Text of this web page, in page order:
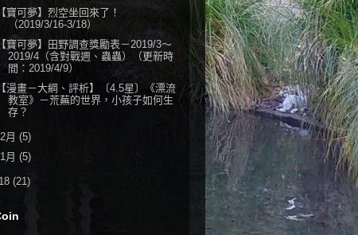
【寶可夢】烈空坐回來了！
（2019/3/16-3/18）
【寶可夢】田野調查獎勵表－2019/3～
2019/4（含對戰週、蟲蟲）（更新時
間：2019/4/9）
【漫畫－大綱、評析】〔4.5星〕《漂流
教室》－荒蕪的世界，小孩子如何生
存？
2月 (5)
1月 (5)
(21)